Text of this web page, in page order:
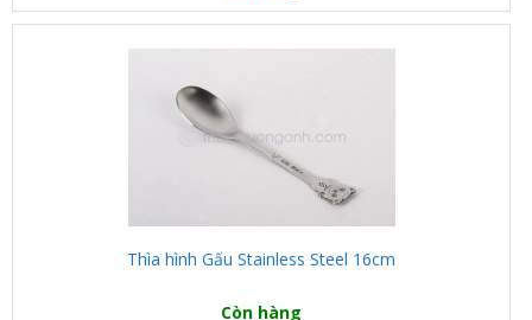
Thìa hình Gấu Stainless Steel 16cm
Còn hàng